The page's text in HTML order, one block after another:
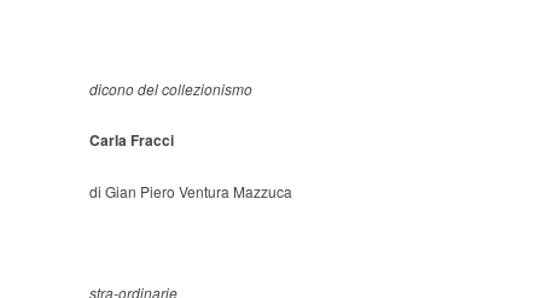
dicono del collezionismo
Carla Fracci
di Gian Piero Ventura Mazzuca
stra-ordinarie